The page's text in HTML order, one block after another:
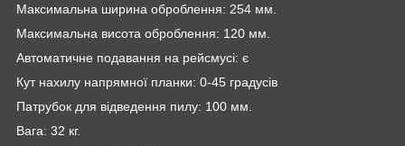
Максимальна ширина оброблення: 254 мм.
Максимальна висота оброблення: 120 мм.
Автоматичне подавання на рейсмусі: є
Кут нахилу напрямної планки: 0-45 градусів
Патрубок для відведення пилу: 100 мм.
Вага: 32 кг.